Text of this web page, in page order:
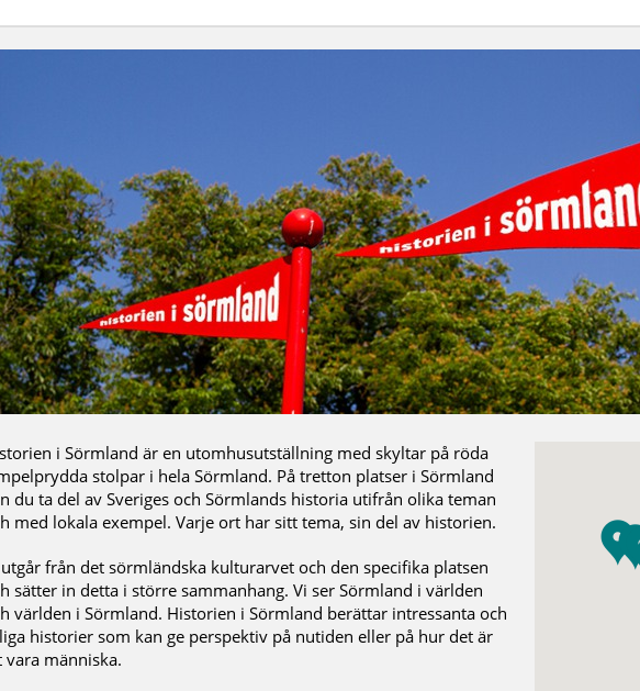
i Sörmland är en utomhusutställning med skyltar på röda
stolpar i hela Sörmland. På tretton platser i Sörmland
du ta del av Sveriges och Sörmlands historia utifrån olika teman
med lokala exempel. Varje ort har sitt tema, sin del av historien.
från det sörmländska kulturarvet och den specifika platsen
sätter in detta i större sammanhang. Vi ser Sörmland i världen
världen i Sörmland. Historien i Sörmland berättar intressanta och
historier som kan ge perspektiv på nutiden eller på hur det är
vara människa.